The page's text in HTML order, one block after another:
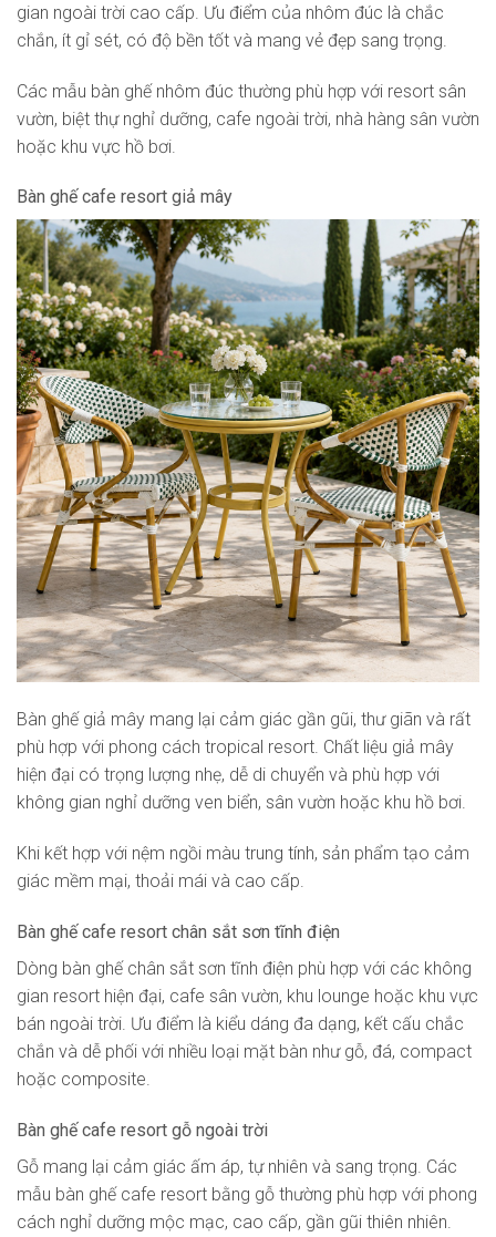
gian ngoài trời cao cấp. Ưu điểm của nhôm đúc là chắc
chắn, ít gỉ sét, có độ bền tốt và mang vẻ đẹp sang trọng.
Các mẫu bàn ghế nhôm đúc thường phù hợp với resort sân
vườn, biệt thự nghỉ dưỡng, cafe ngoài trời, nhà hàng sân vườn
hoặc khu vực hồ bơi.
Bàn ghế cafe resort giả mây
Bàn ghế giả mây mang lại cảm giác gần gũi, thư giãn và rất
phù hợp với phong cách tropical resort. Chất liệu giả mây
hiện đại có trọng lượng nhẹ, dễ di chuyển và phù hợp với
không gian nghỉ dưỡng ven biển, sân vườn hoặc khu hồ bơi.
Khi kết hợp với nệm ngồi màu trung tính, sản phẩm tạo cảm
giác mềm mại, thoải mái và cao cấp.
Bàn ghế cafe resort chân sắt sơn tĩnh điện
Dòng bàn ghế chân sắt sơn tĩnh điện phù hợp với các không
gian resort hiện đại, cafe sân vườn, khu lounge hoặc khu vực
bán ngoài trời. Ưu điểm là kiểu dáng đa dạng, kết cấu chắc
chắn và dễ phối với nhiều loại mặt bàn như gỗ, đá, compact
hoặc composite.
Bàn ghế cafe resort gỗ ngoài trời
Gỗ mang lại cảm giác ấm áp, tự nhiên và sang trọng. Các
mẫu bàn ghế cafe resort bằng gỗ thường phù hợp với phong
cách nghỉ dưỡng mộc mạc, cao cấp, gần gũi thiên nhiên.